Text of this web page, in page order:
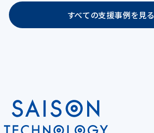
すべての支援事例を見る